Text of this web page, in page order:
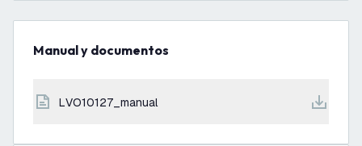
Manual y documentos
LVO10127_manual